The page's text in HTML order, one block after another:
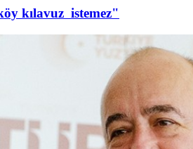
kılavuz istemez"